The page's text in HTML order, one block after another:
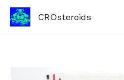
Skip
content
CROsteroids
Armodafinil